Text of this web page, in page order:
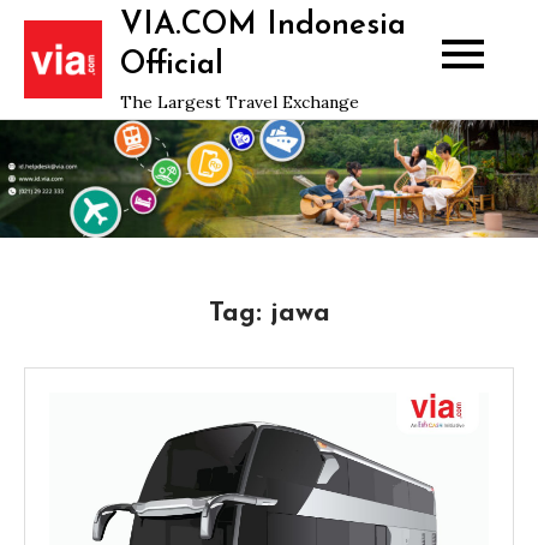
Skip
content
VIA.COM Indonesia
Official
The Largest Travel Exchange
Tag: jawa